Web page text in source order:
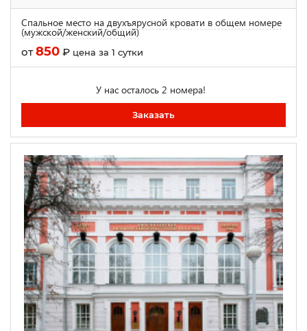
Спальное место на двухъярусной кровати в общем номере
(мужской/женский/общий)
от850 ₽ цена за 1 сутки
У нас осталось 2 номера!
Заказать